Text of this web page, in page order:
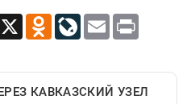
X Odnoklassniki
LiveJournal
Email Print
КАВКАЗСКИЙ УЗЕЛ